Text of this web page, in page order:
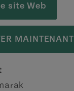
site Web
MAINTENANT